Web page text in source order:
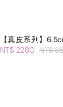
【真皮系列】
NT$ 2280 NT$